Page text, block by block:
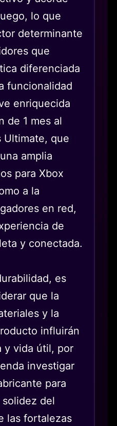
lo que
determinante
que
diferenciada
funcionalidad
enriquecida
de 1 mes al
Ultimate, que
amplia
para Xbox
a la
en red,
de
y conectada.
es
que la
y la
influirán
y vida útil, por
investigar
para
solidez del
las fortalezas